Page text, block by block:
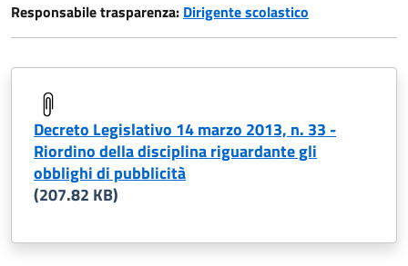
Responsabile trasparenza: Dirigente scolastico
Decreto Legislativo 14 marzo 2013, n. 33 -
Riordino della disciplina riguardante gli
obblighi di pubblicità
(207.82 KB)